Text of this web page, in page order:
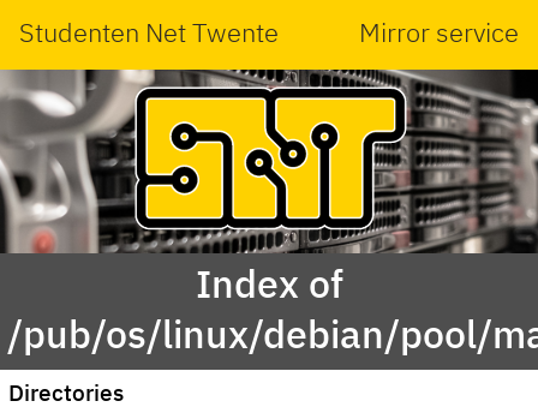
Studenten Net Twente Mirror service
Index of
/pub/os/linux/debian/pool/
Directories